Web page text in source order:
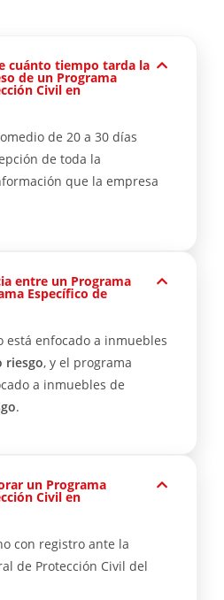
cuánto tiempo tarda la
de un Programa
Civil en
de 20 a 30 días
de toda la
que la empresa
entre un Programa
Específico de
está enfocado a inmuebles
riesgo, y el programa
a inmuebles de
.
un Programa
Civil en
con registro ante la
de Protección Civil del